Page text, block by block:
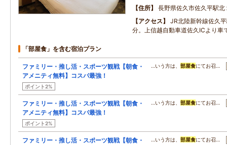
住所
長野県佐久市佐久平駅北
アクセス
JR北陸新幹線佐久
分。上信越自動車道佐久ICより車
「部屋食」を含む宿泊プラン
ファミリー・推し活・スポーツ観戦【朝食・
アメニティ無料】コスパ最強！
ポイント2%
…いう方は、 部屋食にてお召…
ファミリー・推し活・スポーツ観戦【朝食・
アメニティ無料】コスパ最強！
ポイント2%
…いう方は、 部屋食にてお召…
ファミリー・推し活・スポーツ観戦【朝食・
…いう方は、 部屋食にてお召…